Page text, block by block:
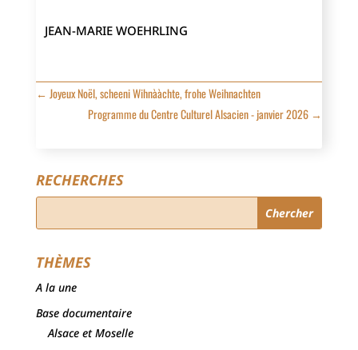
JEAN-MARIE WOEHRLING
← Joyeux Noël, scheeni Wihnààchte, frohe Weihnachten
Programme du Centre Culturel Alsacien - janvier 2026 →
RECHERCHES
THÈMES
A la une
Base documentaire
Alsace et Moselle